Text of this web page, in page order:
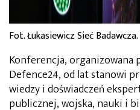
Fot. Łukasiewicz Sieć Badawcza.
Konferencja,organizowana
Defence24, od lat stanowi
wiedzy i doświadczeń
publicznej, wojska, nauki i